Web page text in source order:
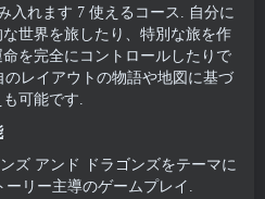
入れます 7 使えるコース. 自分に
世界を旅したり、特別な旅を作
を完全にコントロールしたりで
レイアウトの物語や地図に基づ
可能です.
ズ アンド ドラゴンズをテーマに
ーリー主導のゲームプレイ.